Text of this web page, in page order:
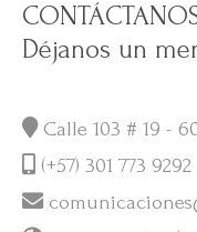
Déjanos un
Calle 103 # 19 -
(+57) 301 773 9292